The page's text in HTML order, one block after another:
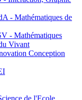
- Mathématiques de
- Mathématiques
Vivant
Conception
de l'Ecole